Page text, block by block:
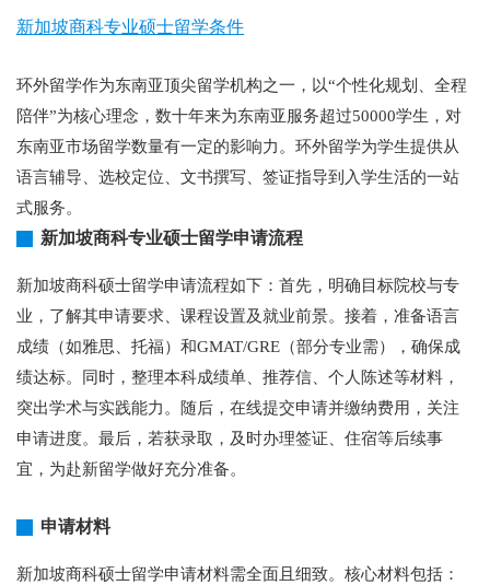
新加坡商科专业硕士留学条件
环外留学作为东南亚顶尖留学机构之一，以“个性化规划、全程
陪伴”为核心理念，数十年来为东南亚服务超过50000学生，对
东南亚市场留学数量有一定的影响力。环外留学为学生提供从
语言辅导、选校定位、文书撰写、签证指导到入学生活的一站
式服务。
新加坡商科专业硕士留学申请流程
新加坡商科硕士留学申请流程如下：首先，明确目标院校与专
业，了解其申请要求、课程设置及就业前景。接着，准备语言
成绩（如雅思、托福）和GMAT/GRE（部分专业需），确保成
绩达标。同时，整理本科成绩单、推荐信、个人陈述等材料，
突出学术与实践能力。随后，在线提交申请并缴纳费用，关注
申请进度。最后，若获录取，及时办理签证、住宿等后续事
宜，为赴新留学做好充分准备。
申请材料
新加坡商科硕士留学申请材料需全面且细致。核心材料包括：